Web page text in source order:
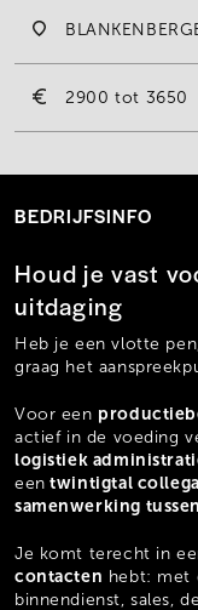
2900 3650
BEDRIJFSINFO
Houd je vast
uitdaging
Heb je een vlotte
graag het
Voor een
actief in de voeding
logistiek
een twintigtal
samenwerking
Je komt terecht in
contacten hebt: met
binnendienst, sales,